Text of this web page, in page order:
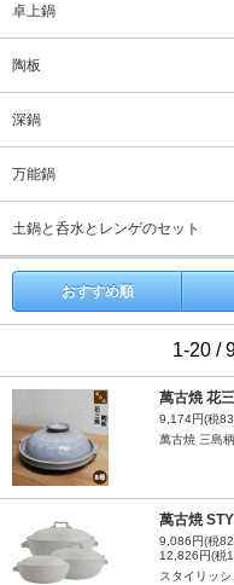
卓上鍋
陶板
深鍋
万能鍋
土鍋と呑水とレンゲのセット
おすすめ順
1-20 /
萬古焼 花
9,174円(税
萬古焼 三島
萬古焼
9,086円(税
12,826円(税
スタイリッ